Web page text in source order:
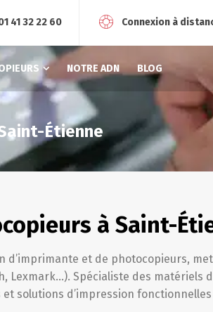
41 32 22 60 Connexion à
NOTRE ADN BLOG
Étienne
à Saint-
et de photocopieurs,
Lexmark…). Spécialiste des
solutions d’impression